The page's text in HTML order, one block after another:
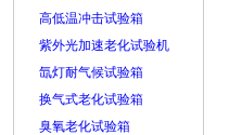
高低温冲击试验箱
紫外光加速老化试验机
氙灯耐气候试验箱
换气式老化试验箱
臭氧老化试验箱